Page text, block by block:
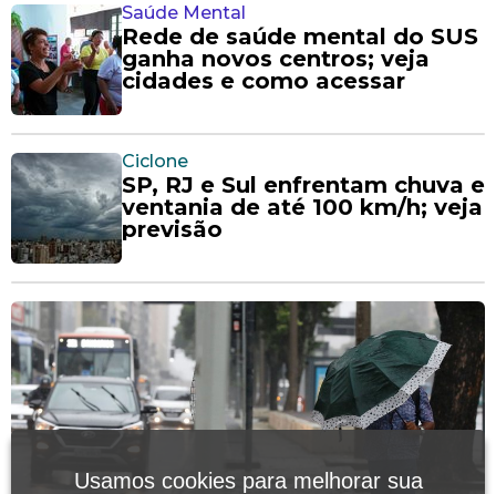
Saúde Mental
Rede de saúde mental do SUS
ganha novos centros; veja
cidades e como acessar
Ciclone
SP, RJ e Sul enfrentam chuva e
ventania de até 100 km/h; veja
previsão
Usamos cookies para melhorar sua